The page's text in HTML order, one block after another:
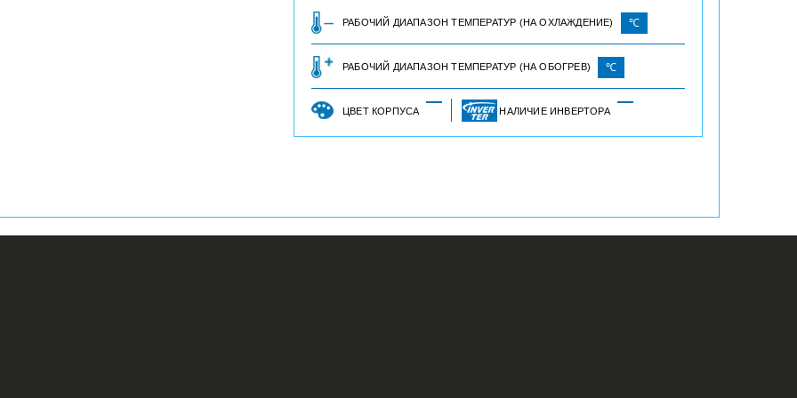
РАБОЧИЙ ДИАПАЗОН ТЕМПЕРАТУР (НА ОХЛАЖДЕНИЕ) ℃
РАБОЧИЙ ДИАПАЗОН ТЕМПЕРАТУР (НА ОБОГРЕВ) ℃
ЦВЕТ КОРПУСА НАЛИЧИЕ ИНВЕРТОРА